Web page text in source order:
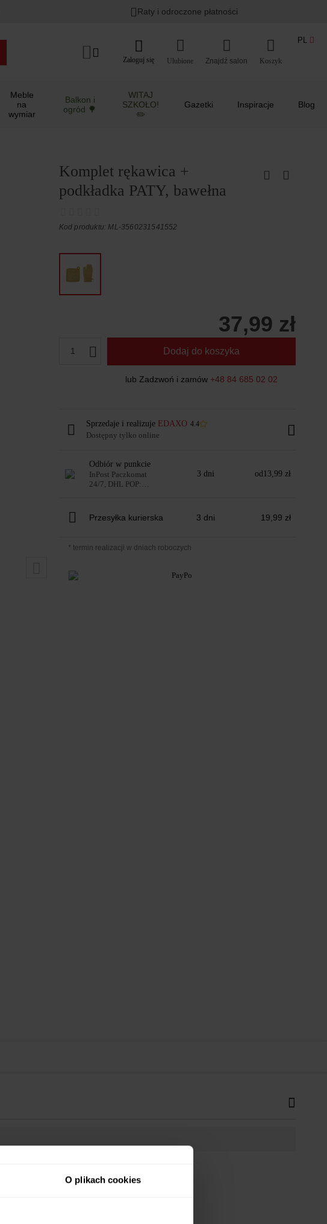
O plikach cookies
Raty i odroczone płatności
Zaloguj się Ulubione Koszyk
PL
Meble
na
wymiar
Balkon i
ogród 🌳
WITAJ
SZKOŁO!
✏️
Gazetki Inspiracje Blog
Komplet rękawica +
podkładka PATY, bawełna
Kod produktu: ML-3560231541552
37,99 zł
1 Dodaj do koszyka
lub Zadzwoń i zamów +48 84 685 02 02
Sprzedaje i realizuje EDAXO 4.4
Dostępny tylko online
Odbiór w punkcie
InPost Paczkomat
24/7, DHL POP:
3 dni od 13,99 zł
Przesyłka kurierska 3 dni 19,99 zł
* termin realizacji w dniach roboczych